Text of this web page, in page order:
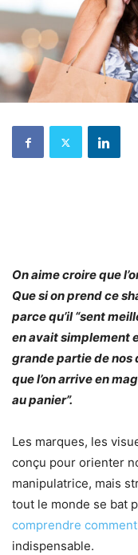
On aime croire que
Que si on prend ce
parce qu’il “sent
en avait simplement
grande partie de nos
que l’on arrive en
au panier”.
Les marques, les
conçu pour orienter
manipulatrice, mais
tout le monde se bat
comprendre
indispensable.